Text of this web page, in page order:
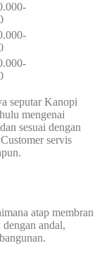
seputar Kanopi
mengenai
sesuai dengan
servis
atap membran
andal,